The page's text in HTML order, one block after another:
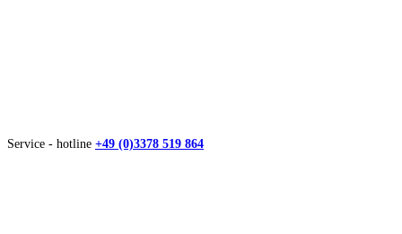
Service - hotline +49 (0)3378 519 864